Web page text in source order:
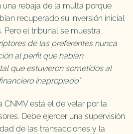
rebaja de la multa porque
recuperado su inversión inicial
Pero el tribunal se muestra
de las preferentes nunca
al perfil que habían
que estuvieron sometidos al
inapropiado”.
CNMV está el de velar por la
Debe ejercer una supervisión
de las transacciones y la